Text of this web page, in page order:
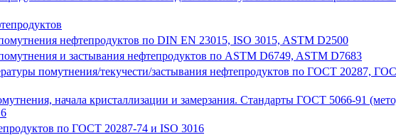
нефтепродуктов по DIN EN 23015, ISO 3015, ASTM D2500
и застывания нефтепродуктов по ASTM D6749, ASTM D7683
помутнения/текучести/застывания нефтепродуктов по ГОСТ 20287,
начала кристаллизации и замерзания. Стандарты ГОСТ 5066-91
по ГОСТ 20287-74 и ISO 3016